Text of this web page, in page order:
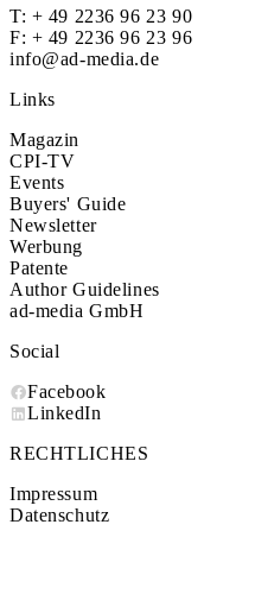
T: + 49 2236 96 23 90
F: + 49 2236 96 23 96
info@ad-media.de
Links
Magazin
CPI-TV
Events
Buyers' Guide
Newsletter
Werbung
Patente
Author Guidelines
ad-media GmbH
Social
Facebook
LinkedIn
RECHTLICHES
Impressum
Datenschutz